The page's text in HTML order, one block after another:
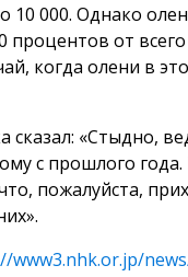
10 000. Однако
процентов от
когда олени в
сказал: «Стыдно,
с прошлого
пожалуйста,
www3.nhk.or.jp/